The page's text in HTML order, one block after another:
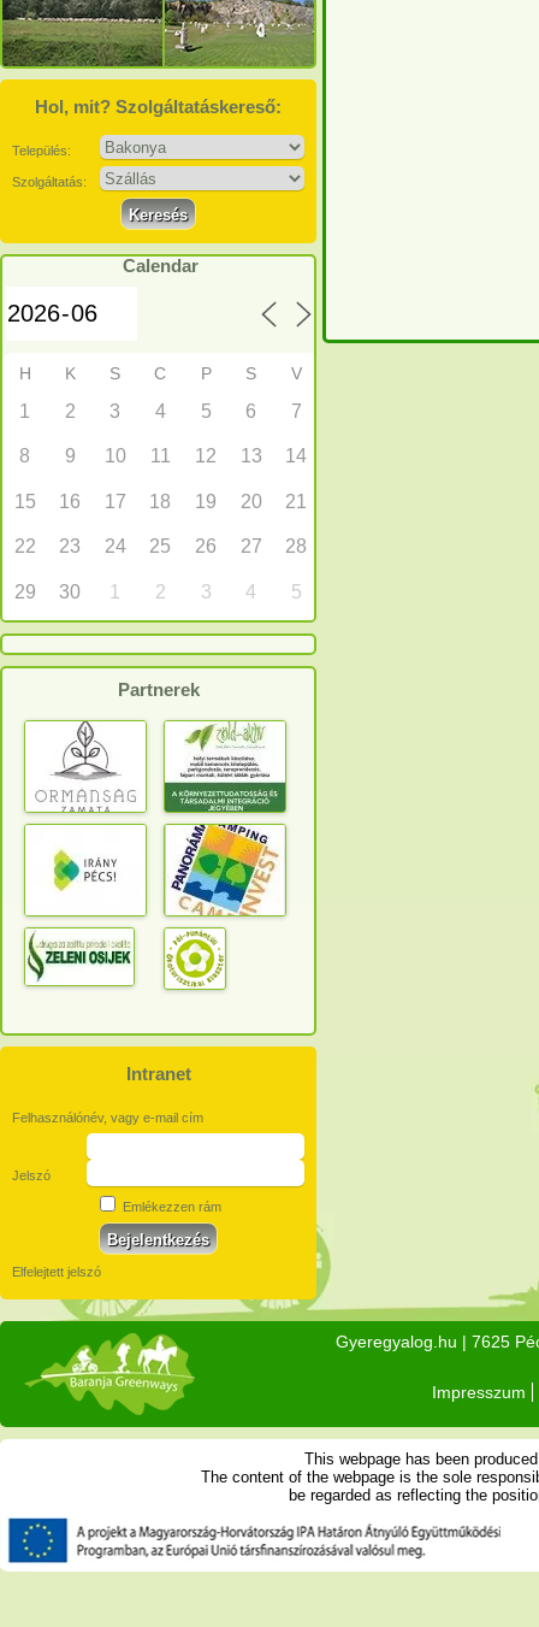
Hol, mit? Szolgáltatáskereső:
Település:
Szolgáltatás:
Calendar
H K S C P S V
1 2 3 4 5 6 7
8 9 10 11 12 13 14
15 16 17 18 19 20 21
22 23 24 25 26 27 28
29 30 1 2 3 4 5
Partnerek
Intranet
Felhasználónév, vagy e-mail cím
Jelszó
Emlékezzen rám
Elfelejtett jelszó
Gyeregyalog.hu | 7625
Impresszum
This webpage has been
The content of the webpage is the sole
be regarded as reflecting the